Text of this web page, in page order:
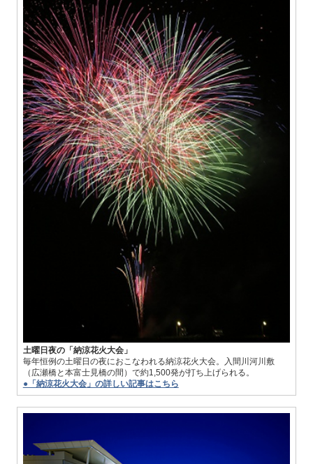
土曜日夜の「納涼花火大会」
毎年恒例の土曜日の夜におこなわれる納涼花火大会。入間川河川敷
（広瀬橋と本富士見橋の間）で約1,500発が打ち上げられる。
●「納涼花火大会」の詳しい記事はこちら